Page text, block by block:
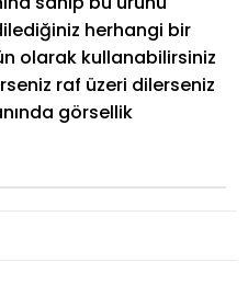
herhangi bir
olarak kullanabilirsiniz
raf üzeri dilerseniz
görsellik